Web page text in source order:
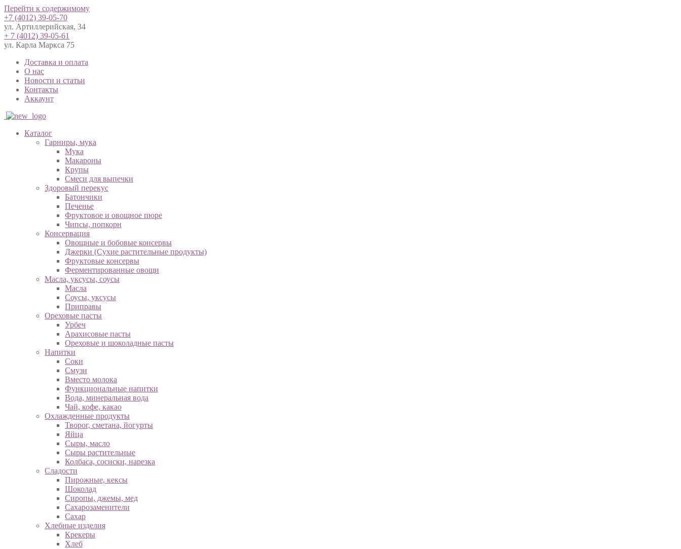
Перейти к содержимому
+7 (4012) 39-05-70
ул. Артиллерийская, 34
+ 7 (4012) 39-05-61
ул. Карла Маркса 75
Доставка и оплата
О нас
Новости и статьи
Контакты
Аккаунт
Каталог
Гарниры, мука
Мука
Макароны
Крупы
Смеси для выпечки
Здоровый перекус
Батончики
Печенье
Фруктовое и овощное пюре
Чипсы, попкорн
Консервация
Овощные и бобовые консервы
Джерки (Сухие растительные продукты)
Фруктовые консервы
Ферментированные овощи
Масла, уксусы, соусы
Масла
Соусы, уксусы
Приправы
Ореховые пасты
Урбеч
Арахисовые пасты
Ореховые и шоколадные пасты
Напитки
Соки
Смузи
Вместо молока
Функциональные напитки
Вода, минеральная вода
Чай, кофе, какао
Охлажденные продукты
Творог, сметана, йогурты
Яйца
Сыры, масло
Сыры растительные
Колбаса, сосиски, нарезка
Сладости
Пирожные, кексы
Шоколад
Сиропы, джемы, мед
Сахарозаменители
Сахар
Хлебные изделия
Крекеры
Хлеб